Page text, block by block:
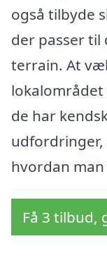
også tilbyde
der passer til
terrain. At
de har
udfordringer,
hvordan
Få 3 tilbud,